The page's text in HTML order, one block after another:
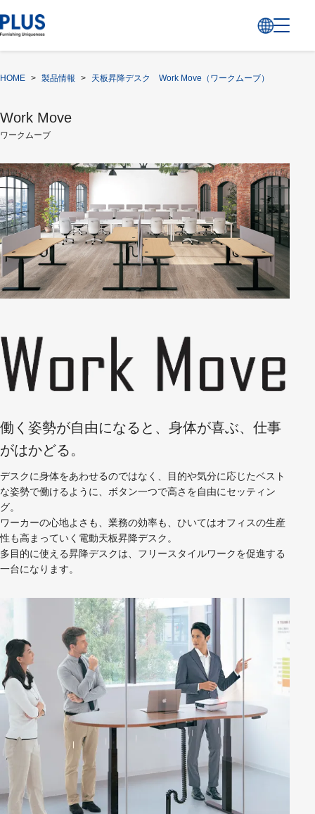
HOME > 製品情報 > 天板昇降デスク Work Move（ワークムーブ）
Work Move
ワークムーブ
働く姿勢が自由になると、身体が喜ぶ、仕事
がはかどる。
デスクに身体をあわせるのではなく、目的や気分に応じたベスト
な姿勢で働けるように、ボタン一つで高さを自由にセッティン
グ。
ワーカーの心地よさも、業務の効率も、ひいてはオフィスの生産
性も高まっていく電動天板昇降デスク。
多目的に使える昇降デスクは、フリースタイルワークを促進する
一台になります。